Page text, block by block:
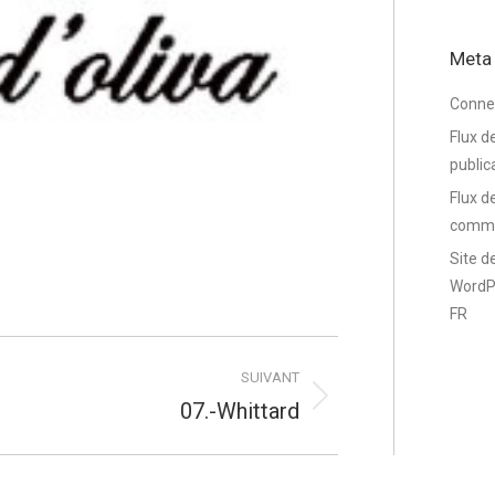
SUIVANT
07.-Whittard
Meta
Flux
Flux
Site
FR